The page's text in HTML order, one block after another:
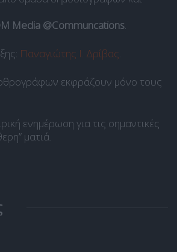
Media @Communcations.
Παναγιώτης Ι. Δρίβας.
εκφράζουν μόνο τους
ενημέρωση για τις σημαντικές
ματιά.